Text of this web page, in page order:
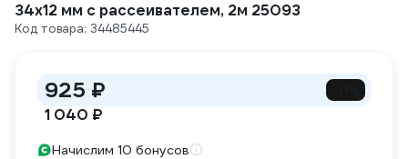
34x12 мм с рассеивателем, 2м 25093
Код товара: 34485445
925 ₽
1 040 ₽
Начислим 10 бонусов